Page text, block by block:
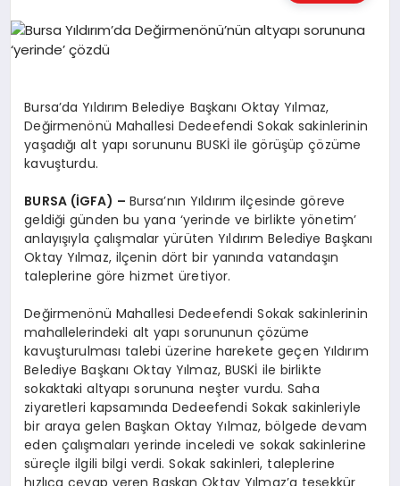
EKONOMI
MAGAZIN
SAĞLIK
TEKNOLOJI
Bursa’da Yıldırım Belediye Başkanı Oktay Yılmaz,
Değirmenönü Mahallesi Dedeefendi Sokak sakinlerinin
yaşadığı alt yapı sorununu BUSKİ ile görüşüp çözüme
kavuşturdu.
BURSA (İGFA) – Bursa’nın Yıldırım ilçesinde göreve
geldiği günden bu yana ‘yerinde ve birlikte yönetim’
anlayışıyla çalışmalar yürüten Yıldırım Belediye Başkanı
Oktay Yılmaz, ilçenin dört bir yanında vatandaşın
taleplerine göre hizmet üretiyor.
Değirmenönü Mahallesi Dedeefendi Sokak sakinlerinin
mahallelerindeki alt yapı sorununun çözüme
kavuşturulması talebi üzerine harekete geçen Yıldırım
Belediye Başkanı Oktay Yılmaz, BUSKİ ile birlikte
sokaktaki altyapı sorununa neşter vurdu. Saha
ziyaretleri kapsamında Dedeefendi Sokak sakinleriyle
bir araya gelen Başkan Oktay Yılmaz, bölgede devam
eden çalışmaları yerinde inceledi ve sokak sakinlerine
süreçle ilgili bilgi verdi. Sokak sakinleri, taleplerine
hızlıca cevap veren Başkan Oktay Yılmaz’a teşekkür